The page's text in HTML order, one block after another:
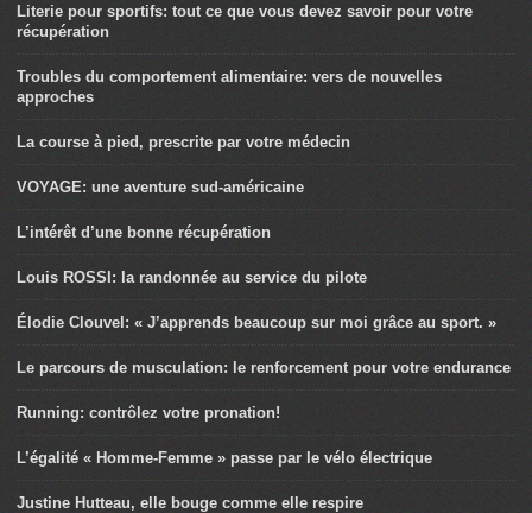
Literie pour sportifs: tout ce que vous devez savoir pour votre
récupération
Troubles du comportement alimentaire: vers de nouvelles
approches
La course à pied, prescrite par votre médecin
VOYAGE: une aventure sud-américaine
L’intérêt d’une bonne récupération
Louis ROSSI: la randonnée au service du pilote
Élodie Clouvel: « J’apprends beaucoup sur moi grâce au sport. »
Le parcours de musculation: le renforcement pour votre endurance
Running: contrôlez votre pronation!
L’égalité « Homme-Femme » passe par le vélo électrique
Justine Hutteau, elle bouge comme elle respire